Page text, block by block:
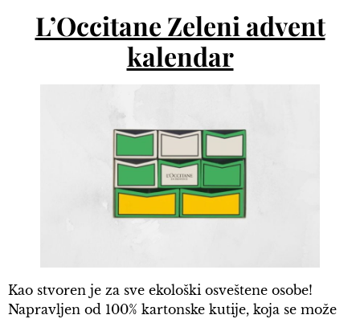
L’Occitane Zeleni advent
kalendar
Kao stvoren je za sve ekološki osveštene osobe!
Napravljen od 100% kartonske kutije, koja se može